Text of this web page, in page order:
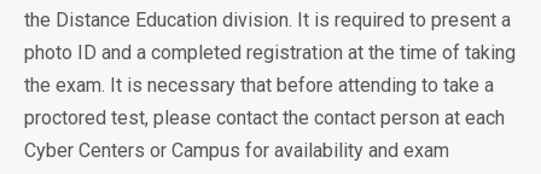
the Distance Education division. It is required to present a
photo ID and a completed registration at the time of taking
the exam. It is necessary that before attending to take a
proctored test, please contact the contact person at each
Cyber Centers or Campus for availability and exam